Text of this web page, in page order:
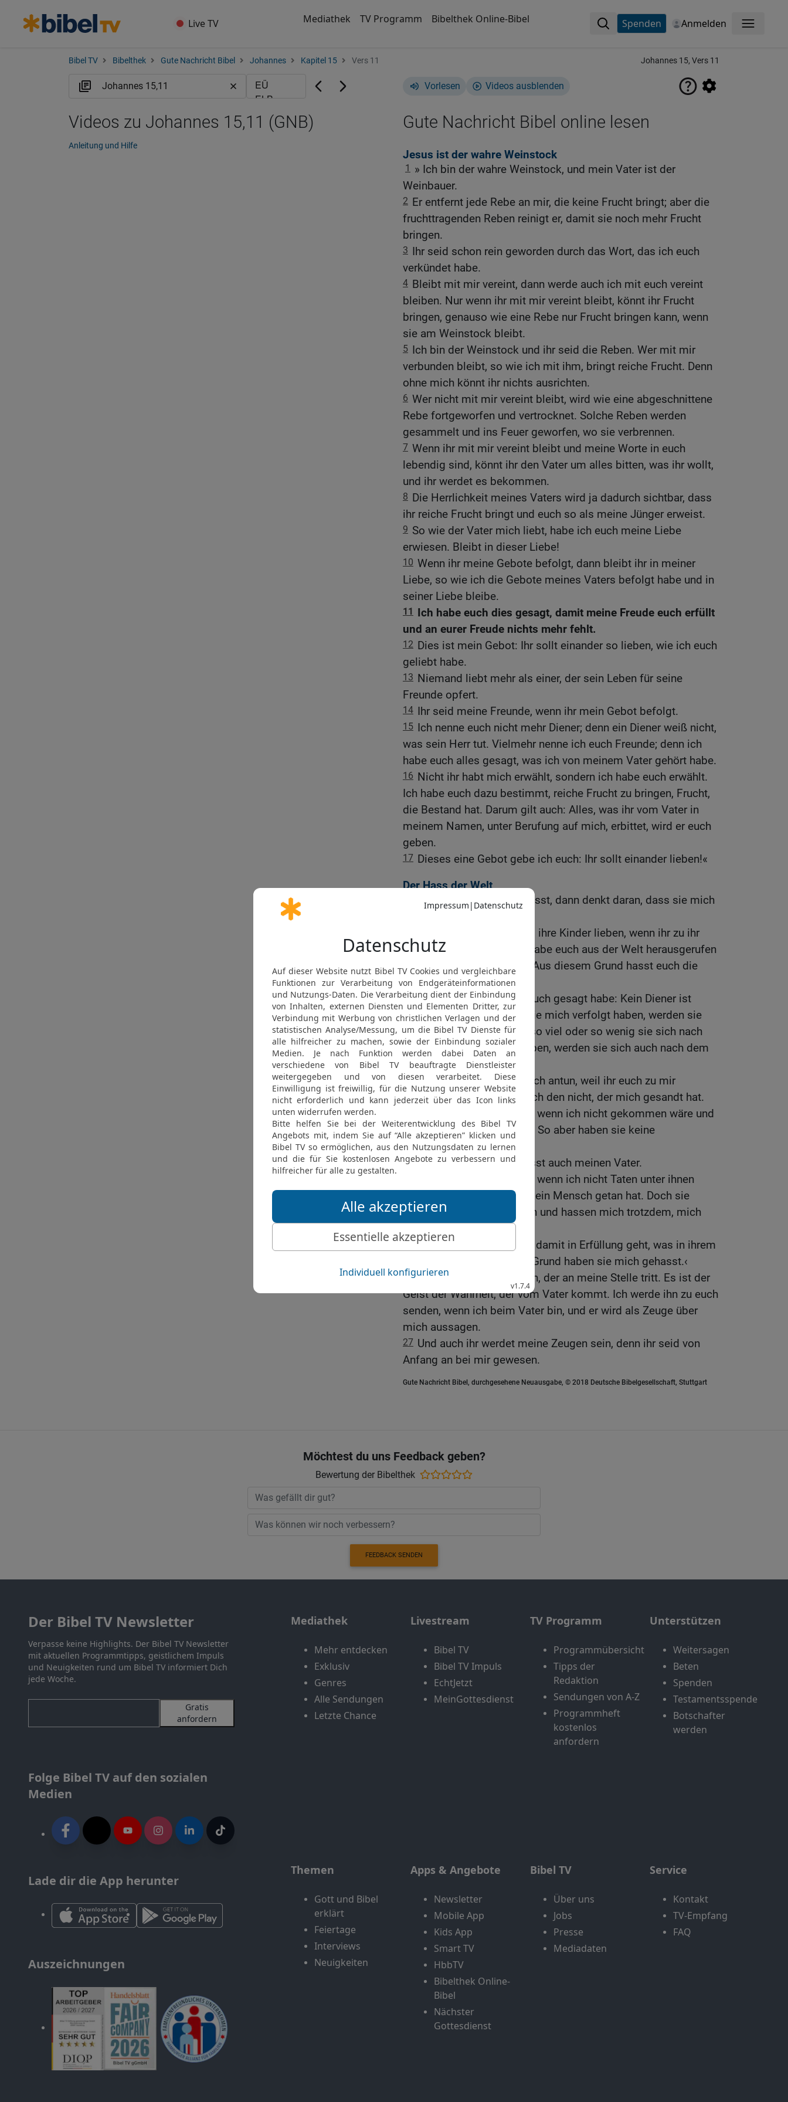
Live TV Mediathek TV Programm Bibelthek Online-Bibel Spenden Anmelden Menü
Bibel TV Bibelthek Gute Nachricht Bibel Johannes Kapitel 15 Vers 11 Johannes 15, Vers 11
Vorlesen Videos ausblenden
Gute Nachricht Bibel online lesen
Jesus ist der wahre Weinstock
1
» Ich bin der wahre Weinstock, und mein Vater ist der
Weinbauer.
2 Er entfernt jede Rebe an mir, die keine Frucht bringt; aber die
fruchttragenden Reben reinigt er, damit sie noch mehr Frucht
bringen.
3 Ihr seid schon rein geworden durch das Wort, das ich euch
verkündet habe.
4 Bleibt mit mir vereint, dann werde auch ich mit euch vereint
bleiben. Nur wenn ihr mit mir vereint bleibt, könnt ihr Frucht
bringen, genauso wie eine Rebe nur Frucht bringen kann, wenn
sie am Weinstock bleibt.
5 Ich bin der Weinstock und ihr seid die Reben. Wer mit mir
verbunden bleibt, so wie ich mit ihm, bringt reiche Frucht. Denn
ohne mich könnt ihr nichts ausrichten.
6 Wer nicht mit mir vereint bleibt, wird wie eine abgeschnittene
Rebe fortgeworfen und vertrocknet. Solche Reben werden
gesammelt und ins Feuer geworfen, wo sie verbrennen.
7 Wenn ihr mit mir vereint bleibt und meine Worte in euch
lebendig sind, könnt ihr den Vater um alles bitten, was ihr wollt,
und ihr werdet es bekommen.
8 Die Herrlichkeit meines Vaters wird ja dadurch sichtbar, dass
ihr reiche Frucht bringt und euch so als meine Jünger erweist.
9 So wie der Vater mich liebt, habe ich euch meine Liebe
erwiesen. Bleibt in dieser Liebe!
10 Wenn ihr meine Gebote befolgt, dann bleibt ihr in meiner
Liebe, so wie ich die Gebote meines Vaters befolgt habe und in
seiner Liebe bleibe.
11
Ich habe euch dies gesagt, damit meine Freude euch erfüllt
und an eurer Freude nichts mehr fehlt.
12 Dies ist mein Gebot: Ihr sollt einander so lieben, wie ich euch
geliebt habe.
13 Niemand liebt mehr als einer, der sein Leben für seine
Freunde opfert.
14 Ihr seid meine Freunde, wenn ihr mein Gebot befolgt.
15 Ich nenne euch nicht mehr Diener; denn ein Diener weiß nicht,
was sein Herr tut. Vielmehr nenne ich euch Freunde; denn ich
habe euch alles gesagt, was ich von meinem Vater gehört habe.
16 Nicht ihr habt mich erwählt, sondern ich habe euch erwählt.
Ich habe euch dazu bestimmt, reiche Frucht zu bringen, Frucht,
die Bestand hat. Darum gilt auch: Alles, was ihr vom Vater in
meinem Namen, unter Berufung auf mich, erbittet, wird er euch
geben.
17 Dieses eine Gebot gebe ich euch: Ihr sollt einander lieben!«
Der Hass der Welt
»Wenn die Welt euch hasst, dann denkt daran, dass sie mich
Die Welt würde euch als ihre Kinder lieben, wenn ihr zu ihr
gehören würdet. Aber ich habe euch aus der Welt herausgerufen
und ihr gehört nicht zu ihr. Aus diesem Grund hasst euch die
Welt.
20 Denkt an das, was ich euch gesagt habe: Kein Diener ist
größer als sein Herr. Wie sie mich verfolgt haben, werden sie
auch euch verfolgen. Und so viel oder so wenig sie sich nach
meinem Wort gerichtet haben, werden sie sich auch nach dem
euren richten.
21 Das alles werden sie euch antun, weil ihr euch zu mir
bekennt. Sie kennen nämlich den nicht, der mich gesandt hat.
Sie hätten keine Schuld, wenn ich nicht gekommen wäre und
zu ihnen gesprochen hätte. So aber haben sie keine
Entschuldigung mehr.
23 Wer mich hasst, der hasst auch meinen Vater.
Sie hätten keine Schuld, wenn ich nicht Taten unter ihnen
vollbracht hätte, die noch kein Mensch getan hat. Doch sie
haben diese Taten gesehen und hassen mich trotzdem, mich
25 Aber das muss so sein, damit in Erfüllung geht, was in ihrem
Gesetz steht: ›Ohne jeden Grund haben sie mich gehasst.‹
26 Der Helfer wird kommen, der an meine Stelle tritt. Es ist der
Geist der Wahrheit, der vom Vater kommt. Ich werde ihn zu euch
senden, wenn ich beim Vater bin, und er wird als Zeuge über
mich aussagen.
27 Und auch ihr werdet meine Zeugen sein, denn ihr seid von
Anfang an bei mir gewesen.
Gute Nachricht Bibel, durchgesehene Neuausgabe, © 2018 Deutsche Bibelgesellschaft, Stuttgart
Videos zu Johannes 15,11 (GNB)
Anleitung und Hilfe
Möchtest du uns Feedback geben?
Bewertung der Bibelthek
FEEDBACK SENDEN
Der Bibel TV Newsletter
Verpasse keine Highlights. Der Bibel TV Newsletter
mit aktuellen Programmtipps, geistlichem Impuls
und Neuigkeiten rund um Bibel TV informiert Dich
jede Woche.
Gratis
anfordern
Folge Bibel TV auf den sozialen
Medien
Lade dir die App herunter
Auszeichnungen
Mediathek
Mehr entdecken
Exklusiv
Genres
Alle Sendungen
Letzte Chance
Livestream
Bibel TV
Bibel TV Impuls
EchtJetzt
MeinGottesdienst
TV Programm
Programmübersicht
Tipps der
Redaktion
Sendungen von A-Z
Programmheft
kostenlos
anfordern
Unterstützen
Weitersagen
Beten
Spenden
Testamentsspende
Botschafter
werden
Themen
Gott und Bibel
erklärt
Feiertage
Interviews
Neuigkeiten
Apps & Angebote
Newsletter
Mobile App
Kids App
Smart TV
HbbTV
Bibelthek Online-
Bibel
Nächster
Gottesdienst
Bibel TV
Über uns
Jobs
Presse
Mediadaten
Service
Kontakt
TV-Empfang
FAQ